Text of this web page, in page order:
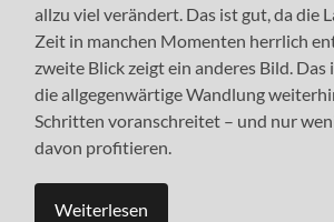
allzu viel verändert. Das ist gut, da die
Zeit in manchen Momenten herrlich
zweite Blick zeigt ein anderes Bild. Das
die allgegenwärtige Wandlung
Schritten voranschreitet – und nur
davon profitieren.
Weiterlesen